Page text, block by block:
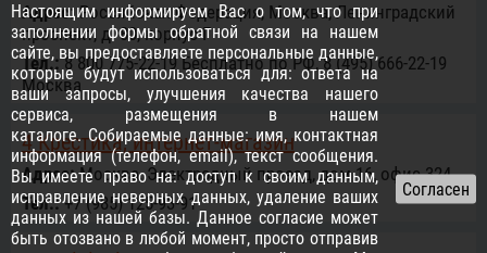
Адрес:Российcкая Федерация, Москва, Ленинградский
проспект, д. 80, корпус Г
Тел.:8 800 775-22-19 Бесплатно по РФ, 8 (495) 666-22-19
Москва
4 Крестика, интернет-магазин
Адрес:Москва, Электродный проезд, дом 16, офис 324
Тел.:+7 (985) 125-93-91
Настоящим информируем Вас о том, что при
заполнении формы обратной связи на нашем
сайте, вы предоставляете персональные данные,
которые будут использоваться для: ответа на
ваши запросы, улучшения качества нашего
сервиса, размещения в нашем
каталоге. Собираемые данные: имя, контактная
информация (телефон, email), текст сообщения.
Вы имеете право на: доступ к своим данным,
исправление неверных данных, удаление ваших
данных из нашей базы. Данное согласие может
быть отозвано в любой момент, просто отправив